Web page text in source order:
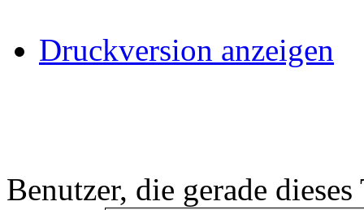
Druckversion anzeigen
Benutzer, die gerade